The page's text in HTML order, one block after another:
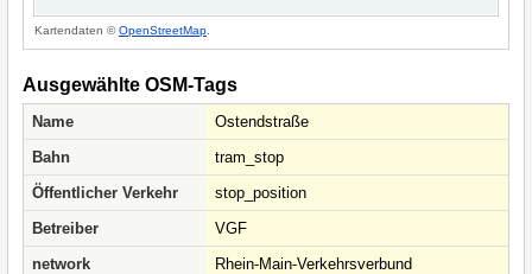
Kartendaten ©OpenStreetMap
Ausgewählte OSM-Tags
Name
Ostendstraße
Bahn
tram_stop
Öffentlicher Verkehr
stop_position
Betreiber
VGF
network
Rhein-Main-Verkehrsverbund